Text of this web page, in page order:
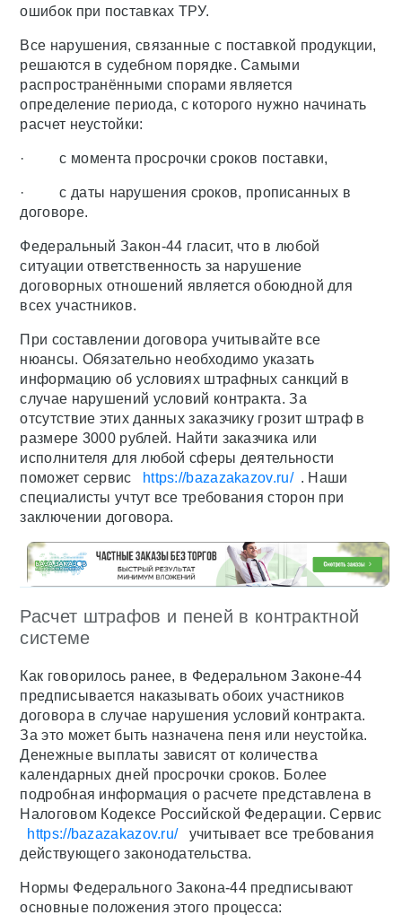
ошибок при поставках ТРУ.
Все нарушения, связанные с поставкой продукции,
решаются в судебном порядке. Самыми
распространёнными спорами является
определение периода, с которого нужно начинать
расчет неустойки:
· с момента просрочки сроков поставки,
· с даты нарушения сроков, прописанных в
договоре.
Федеральный Закон-44 гласит, что в любой
ситуации ответственность за нарушение
договорных отношений является обоюдной для
всех участников.
При составлении договора учитывайте все
нюансы. Обязательно необходимо указать
информацию об условиях штрафных санкций в
случае нарушений условий контракта. За
отсутствие этих данных заказчику грозит штраф в
размере 3000 рублей. Найти заказчика или
исполнителя для любой сферы деятельности
поможет сервис
https://bazazakazov.ru/ . Наши
специалисты учтут все требования сторон при
заключении договора.
Расчет штрафов и пеней в контрактной
системе
Как говорилось ранее, в Федеральном Законе-44
предписывается наказывать обоих участников
договора в случае нарушения условий контракта.
За это может быть назначена пеня или неустойка.
Денежные выплаты зависят от количества
календарных дней просрочки сроков. Более
подробная информация о расчете представлена в
Налоговом Кодексе Российской Федерации. Сервис
https://bazazakazov.ru/
учитывает все требования
действующего законодательства.
Нормы Федерального Закона-44 предписывают
основные положения этого процесса: